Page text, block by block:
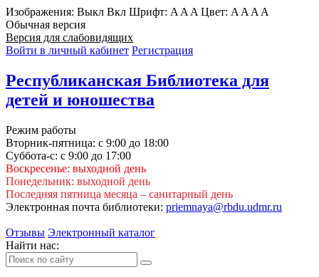
Изображения: Выкл Вкл Шрифт: A A A Цвет: A A A A
Обычная версия
Версия для слабовидящих
Войти в личный кабинет Регистрация
Республиканская Библиотека для
детей и юношества
Режим работы
Вторник-пятница: с 9:00 до 18:00
Суббота-с: с 9:00 до 17:00
Воскресенье: выходной день
Понедельник: выходной день
Последняя пятница месяца – санитарный день
Электронная почта библиотеки: priemnaya@rbdu.udmr.ru
Отзывы Электронный каталог
Найти нас: